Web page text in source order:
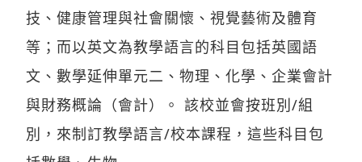
技、健康管理與社會關懷、視覺藝術及體育
等；而以英文為教學語言的科目包括英國語
文、數學延伸單元二、物理、化學、企業會計
與財務概論（會計）。 該校並會按班別/組
別，來制訂教學語言/校本課程，這些科目包